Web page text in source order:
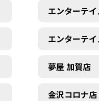
エンターテ
エンターテ
夢屋 加賀店
金沢コロナ店